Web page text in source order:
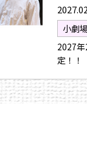
小劇場
2027
定！！